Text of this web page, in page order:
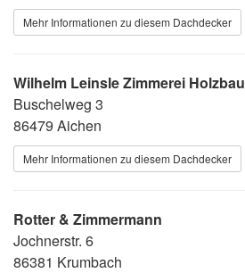
Mehr Informationen zu diesem Dachdecker
Wilhelm Leinsle Zimmerei Holzbau
Buschelweg 3
86479 Aichen
Mehr Informationen zu diesem Dachdecker
Rotter & Zimmermann
Jochnerstr. 6
86381 Krumbach